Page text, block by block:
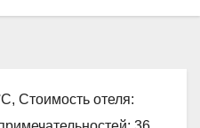
Стоимость отеля: